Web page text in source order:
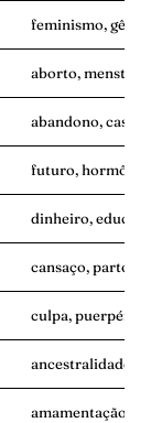
feminismo,
aborto,
abandono,
futuro,
dinheiro,
cansaço, parto,
culpa, puerpério,
ancestralidade,
amamentação,